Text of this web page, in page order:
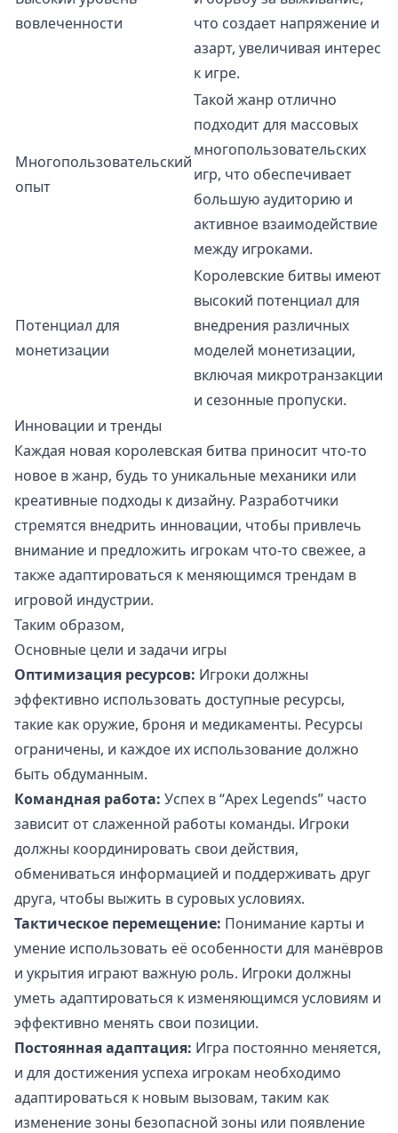
вовлеченности
что создает напряжение и
азарт, увеличивая интерес
к игре.
Многопользовательский
опыт
Такой жанр отлично
подходит для массовых
многопользовательских
игр, что обеспечивает
большую аудиторию и
активное взаимодействие
между игроками.
Потенциал для
монетизации
Королевские битвы имеют
высокий потенциал для
внедрения различных
моделей монетизации,
включая микротранзакции
и сезонные пропуски.
Инновации и тренды
Каждая новая королевская битва приносит что-то
новое в жанр, будь то уникальные механики или
креативные подходы к дизайну. Разработчики
стремятся внедрить инновации, чтобы привлечь
внимание и предложить игрокам что-то свежее, а
также адаптироваться к меняющимся трендам в
игровой индустрии.
Таким образом,
Основные цели и задачи игры
Оптимизация ресурсов: Игроки должны
эффективно использовать доступные ресурсы,
такие как оружие, броня и медикаменты. Ресурсы
ограничены, и каждое их использование должно
быть обдуманным.
Командная работа: Успех в “Apex Legends” часто
зависит от слаженной работы команды. Игроки
должны координировать свои действия,
обмениваться информацией и поддерживать друг
друга, чтобы выжить в суровых условиях.
Тактическое перемещение: Понимание карты и
умение использовать её особенности для манёвров
и укрытия играют важную роль. Игроки должны
уметь адаптироваться к изменяющимся условиям и
эффективно менять свои позиции.
Постоянная адаптация: Игра постоянно меняется,
и для достижения успеха игрокам необходимо
адаптироваться к новым вызовам, таким как
изменение зоны безопасной зоны или появление